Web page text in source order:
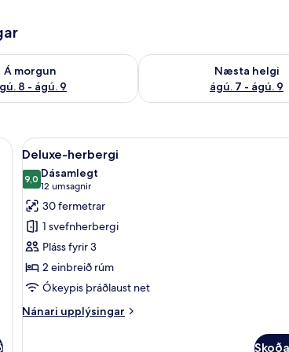
Á morgun
8 - ágú. 9
á morgun ágú. 8 - ágú. 9
Næsta helgi
ágú. 7 - ágú. 9
Athuga framboð næstu
myrkratjöld/-gardínur, hljóðeinangrun
Skoða
allar
myndir
fyrir
Deluxe-
herbergi
Deluxe-herbergi |
5
Deluxe-herbergi
9,09,0 af 10
Dásamlegt
12 umsagnir
(12
umsagnir)
30 fermetrar
1 svefnherbergi
Pláss fyrir 3
2 einbreið rúm
Ókeypis þráðlaust net
Nánari upplýsingar
Nánari